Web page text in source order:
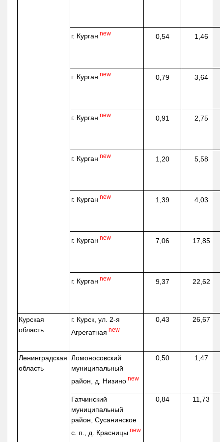
г. Курган new 0,54 1,46
г. Курган new 0,79 3,64
г. Курган new 0,91 2,75
г. Курган new 1,20 5,58
г. Курган new 1,39 4,03
г. Курган new 7,06 17,85
г. Курган new 9,37 22,62
Курская
область
г. Курск, ул. 2-я
Агрегатная new
0,43 26,67
Ленинградская
область
Ломоносовский
муниципальный
район, д. Низино new
0,50 1,47
Гатчинский
муниципальный
район, Сусанинское
с. п., д. Красницы new
0,84 11,73